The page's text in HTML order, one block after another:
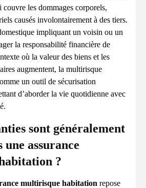
couvre les dommages corporels,
causés involontairement à des tiers.
impliquant un voisin ou un
la responsabilité financière de
où la valeur des biens et les
augmentent, la multirisque
un outil de sécurisation
d’aborder la vie quotidienne avec
sont généralement
une assurance
?
multirisque habitation repose